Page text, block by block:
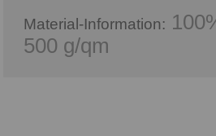
Material-Information:
500 g/qm